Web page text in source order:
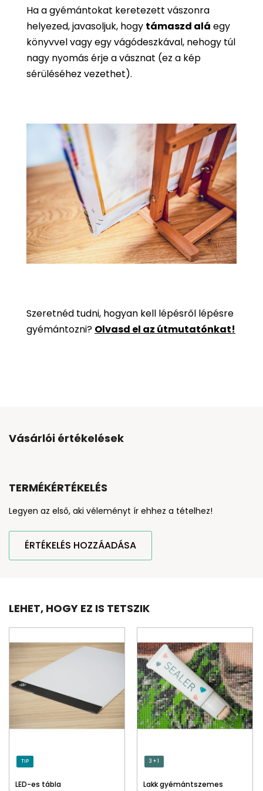
Ha a gyémántokat keretezett vászonra
helyezed, javasoljuk, hogy támaszd alá egy
könyvvel vagy egy vágódeszkával, nehogy túl
nagy nyomás érje a vásznat (ez a kép
sérüléséhez vezethet).
Szeretnéd tudni, hogyan kell lépésről lépésre
gyémántozni? Olvasd el az útmutatónkat!
Vásárlói értékelések
TERMÉKÉRTÉKELÉS
Legyen az első, aki véleményt ír ehhez a tételhez!
ÉRTÉKELÉS HOZZÁADÁSA
LEHET, HOGY EZ IS TETSZIK
TIP
LED-es tábla
3 + 1
Lakk gyémántszemes